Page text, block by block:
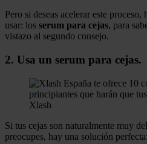
Pero si deseas acelerar este
usar: los serum para cejas, para
vistazo al segundo consejo.
2. Usa un serum para cejas.
Si tus cejas son naturalmente muy
preocupes, hay una solución